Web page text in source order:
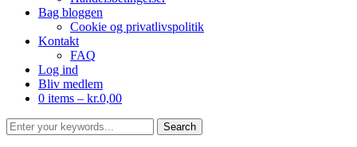
Bag bloggen
Cookie og privatlivspolitik
Kontakt
FAQ
Log ind
Bliv medlem
0 items – kr.0,00